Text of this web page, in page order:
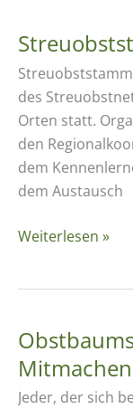
und
Veredlung
des
Orten statt.
den
dem
dem Austausch
Streuobst­
Weiterlesen »
Mitmachen
Jeder, der sich